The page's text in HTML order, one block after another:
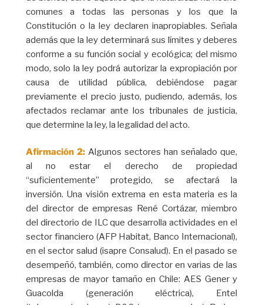
comunes a todas las personas y los que la
Constitución o la ley declaren inapropiables. Señala
además que la ley determinará sus límites y deberes
conforme a su función social y ecológica; del mismo
modo, solo la ley podrá autorizar la expropiación por
causa de utilidad pública, debiéndose pagar
previamente el precio justo, pudiendo, además, los
afectados reclamar ante los tribunales de justicia,
que determine la ley, la legalidad del acto.
Afirmación 2:Algunos sectores han señalado que,
al no estar el derecho de propiedad
“suficientemente” protegido, se afectará la
inversión. Una visión extrema en esta materia es la
del director de empresas René Cortázar, miembro
del directorio de ILC que desarrolla actividades en el
sector financiero (AFP Habitat, Banco Internacional),
en el sector salud (isapre Consalud). En el pasado se
desempeñó, también, como director en varias de las
empresas de mayor tamaño en Chile: AES Gener y
Guacolda (generación eléctrica), Entel